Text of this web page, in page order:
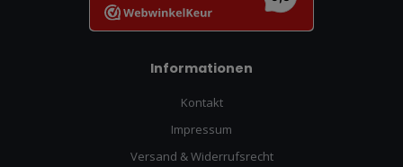
Informationen
Kontakt
Impressum
Versand & Widerrufsrecht